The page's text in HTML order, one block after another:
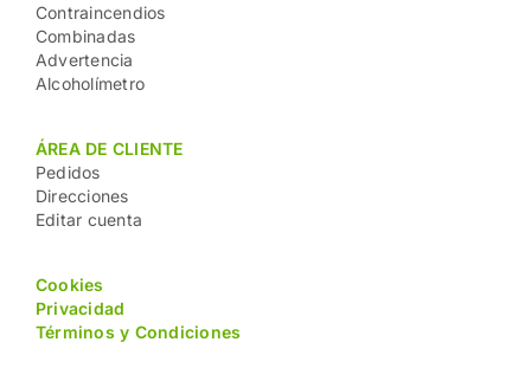
Contraincendios
Combinadas
Advertencia
Alcoholímetro
ÁREA DE CLIENTE
Pedidos
Direcciones
Editar cuenta
Cookies
Privacidad
Términos y Condiciones